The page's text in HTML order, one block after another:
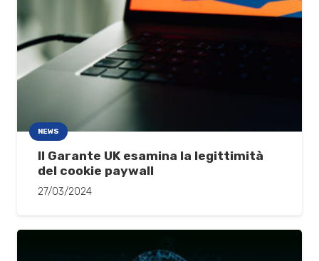
NEWS
Il Garante UK esamina la legittimità
del cookie paywall
27/03/2024